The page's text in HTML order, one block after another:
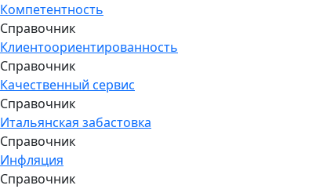
Компетентность
Справочник
Клиентоориентированность
Справочник
Качественный сервис
Справочник
Итальянская забастовка
Справочник
Инфляция
Справочник